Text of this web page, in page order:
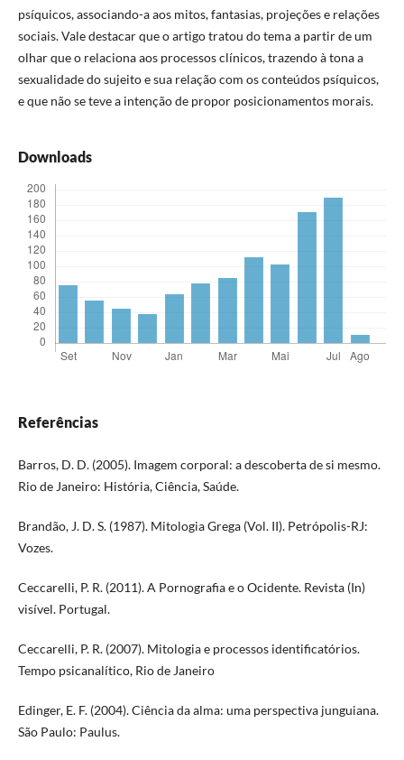
psíquicos, associando-a aos mitos, fantasias, projeções e relações
sociais. Vale destacar que o artigo tratou do tema a partir de um
olhar que o relaciona aos processos clínicos, trazendo à tona a
sexualidade do sujeito e sua relação com os conteúdos psíquicos,
e que não se teve a intenção de propor posicionamentos morais.
Downloads
Referências
Barros, D. D. (2005). Imagem corporal: a descoberta de si mesmo.
Rio de Janeiro: História, Ciência, Saúde.
Brandão, J. D. S. (1987). Mitologia Grega (Vol. II). Petrópolis-RJ:
Vozes.
Ceccarelli, P. R. (2011). A Pornografia e o Ocidente. Revista (In)
visível. Portugal.
Ceccarelli, P. R. (2007). Mitologia e processos identificatórios.
Tempo psicanalítico, Rio de Janeiro
Edinger, E. F. (2004). Ciência da alma: uma perspectiva junguiana.
São Paulo: Paulus.